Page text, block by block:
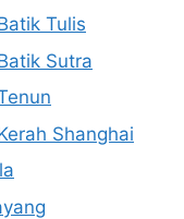
Tulis
Sutra
Shanghai